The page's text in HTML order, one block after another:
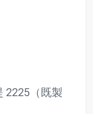
2225（既製